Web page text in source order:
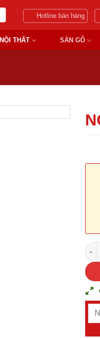
Hotline bán hàng
NỘI THẤT SÀN GỖ
NỘI